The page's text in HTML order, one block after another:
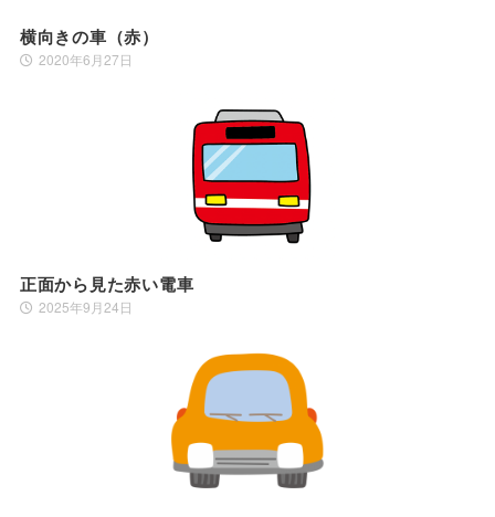
横向きの車（赤）
2020年6月27日
正面から見た赤い電車
2025年9月24日